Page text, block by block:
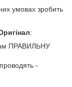
умовах зробить
:
ПРАВИЛЬНУ
-